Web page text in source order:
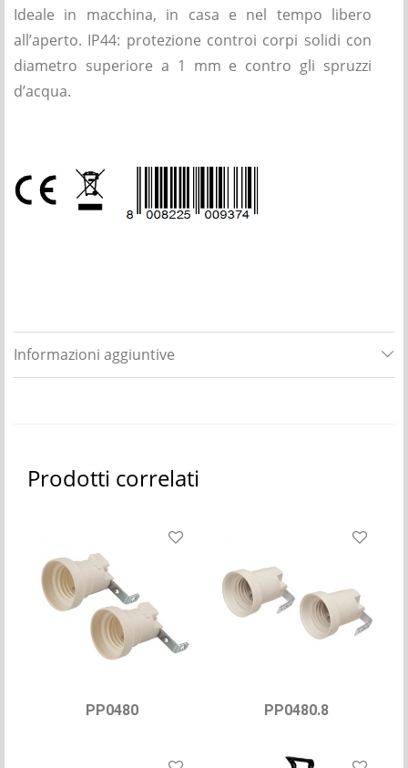
Ideale in macchina, in casa e nel tempo libero
all’aperto. IP44: protezione controi corpi solidi con
diametro superiore a 1 mm e contro gli spruzzi
d’acqua.
Informazioni aggiuntive
Prodotti correlati
PP0480 PP0480.8